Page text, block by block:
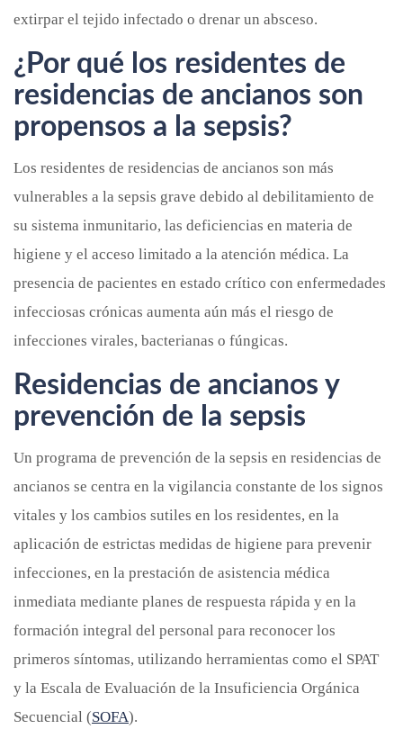
extirpar el tejido infectado o drenar un absceso.
¿Por qué los residentes de
residencias de ancianos son
propensos a la sepsis?
Los residentes de residencias de ancianos son más
vulnerables a la sepsis grave debido al debilitamiento de
su sistema inmunitario, las deficiencias en materia de
higiene y el acceso limitado a la atención médica. La
presencia de pacientes en estado crítico con enfermedades
infecciosas crónicas aumenta aún más el riesgo de
infecciones virales, bacterianas o fúngicas.
Residencias de ancianos y
prevención de la sepsis
Un programa de prevención de la sepsis en residencias de
ancianos se centra en la vigilancia constante de los signos
vitales y los cambios sutiles en los residentes, en la
aplicación de estrictas medidas de higiene para prevenir
infecciones, en la prestación de asistencia médica
inmediata mediante planes de respuesta rápida y en la
formación integral del personal para reconocer los
primeros síntomas, utilizando herramientas como el SPAT
y la Escala de Evaluación de la Insuficiencia Orgánica
Secuencial (SOFA).